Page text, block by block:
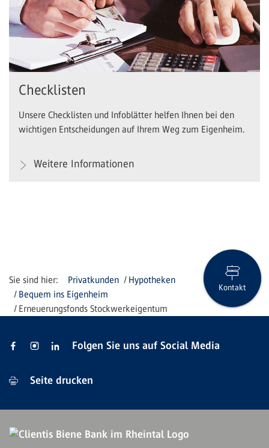
Checklisten
Unsere Checklisten und Infoblätter helfen Ihnen bei den
wichtigen Entscheidungen auf Ihrem Weg zum Eigenheim.
Weitere Informationen
Privatkunden
Hypotheken
Bequem ins Eigenheim
Erneuerungsfonds Stockwerkeigentum
Kontakt
Folgen Sie uns auf Social Media
Seite drucken